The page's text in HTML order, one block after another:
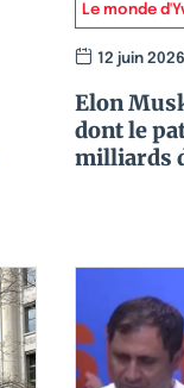
Le monde
12 juin 2026
Elon
dont le
milliards